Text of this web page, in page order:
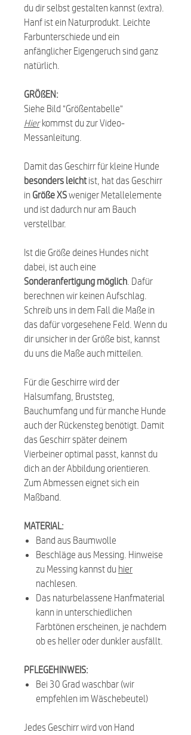
du dir selbst gestalten kannst (extra).
Hanf ist ein Naturprodukt. Leichte
Farbunterschiede und ein
anfänglicher Eigengeruch sind ganz
natürlich.
GRÖßEN:
Siehe Bild "Größentabelle"
Hierkommst du zur Video-
Messanleitung.
Damit das Geschirr für kleine Hunde
besonders leichtist, hat das Geschirr
in Größe XSweniger Metallelemente
und ist dadurch nur am Bauch
verstellbar.
Ist die Größe deines Hundes nicht
dabei, ist auch eine
Sonderanfertigung möglich . Dafür
berechnen wir keinen Aufschlag.
Schreib uns in dem Fall die Maße in
das dafür vorgesehene Feld. Wenn du
dir unsicher in der Größe bist, kannst
du uns die Maße auch mitteilen.
Für die Geschirre wird der
Halsumfang, Bruststeg,
Bauchumfang und für manche Hunde
auch der Rückensteg benötigt. Damit
das Geschirr später deinem
Vierbeiner optimal passt, kannst du
dich an der Abbildung orientieren.
Zum Abmessen eignet sich ein
Maßband.
MATERIAL:
Band aus Baumwolle
Beschläge aus Messing. Hinweise
zu Messing kannst du hier
nachlesen.
Das naturbelassene Hanfmaterial
kann in unterschiedlichen
Farbtönen erscheinen, je nachdem
ob es heller oder dunkler ausfällt.
PFLEGEHINWEIS:
Bei 30 Grad waschbar (wir
empfehlen im Wäschebeutel)
Jedes Geschirr wird von Hand